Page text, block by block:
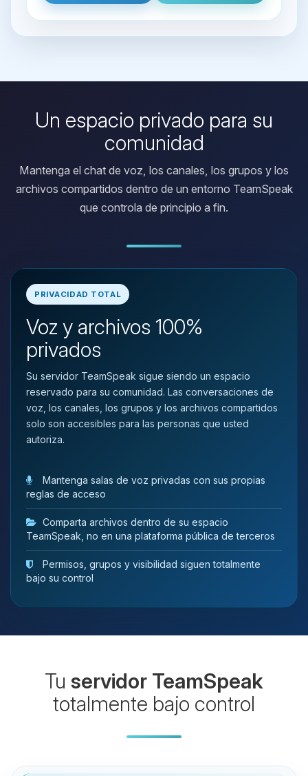
Un espacio privado para su
comunidad
Mantenga el chat de voz, los canales, los grupos y los
archivos compartidos dentro de un entorno TeamSpeak
que controla de principio a fin.
PRIVACIDAD TOTAL
Voz y archivos 100%
privados
Su servidor TeamSpeak sigue siendo un espacio
reservado para su comunidad. Las conversaciones de
voz, los canales, los grupos y los archivos compartidos
solo son accesibles para las personas que usted
autoriza.
Mantenga salas de voz privadas con sus propias
reglas de acceso
Comparta archivos dentro de su espacio
TeamSpeak, no en una plataforma pública de terceros
Permisos, grupos y visibilidad siguen totalmente
bajo su control
Tu servidor TeamSpeak
totalmente bajo control
Yupi, por fin alguien con quien
hablar! Soy Choupy, tu pequeno
asistente de BoxToPlay. Cuentame
que necesitas y moveré mis
pequenos circuitos para ayudarte.
10/08/2026 20:48